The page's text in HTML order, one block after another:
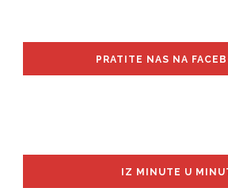
PRATITE NAS NA
IZ MINUTE U